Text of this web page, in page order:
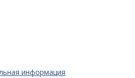
информация